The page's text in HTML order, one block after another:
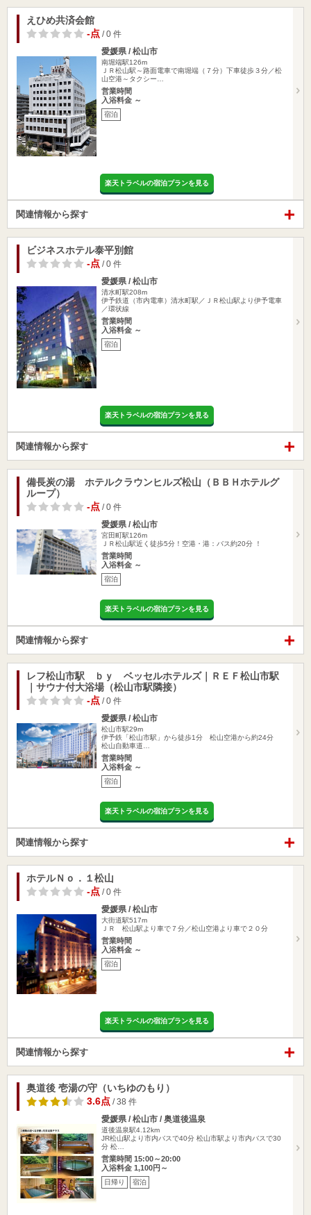
えひめ共済会館
-点 / 0 件
愛媛県 / 松山市
南堀端駅126m
ＪＲ松山駅～路面電車で南堀端（７分）下車徒歩３分／松
山空港～タクシー…
営業時間
入浴料金 ～
宿泊
楽天トラベルの宿泊プランを見る
関連情報から探す
ビジネスホテル泰平別館
-点 / 0 件
愛媛県 / 松山市
清水町駅208m
伊予鉄道（市内電車）清水町駅／ＪＲ松山駅より伊予電車
／環状線
営業時間
入浴料金 ～
宿泊
楽天トラベルの宿泊プランを見る
関連情報から探す
備長炭の湯 ホテルクラウンヒルズ松山（ＢＢＨホテルグ
ループ）
-点 / 0 件
愛媛県 / 松山市
宮田町駅126m
ＪＲ松山駅近く徒歩5分！空港・港：バス約20分 ！
営業時間
入浴料金 ～
宿泊
楽天トラベルの宿泊プランを見る
関連情報から探す
レフ松山市駅 ｂｙ ベッセルホテルズ｜ＲＥＦ松山市駅
｜サウナ付大浴場（松山市駅隣接）
-点 / 0 件
愛媛県 / 松山市
松山市駅29m
伊予鉄「松山市駅」から徒歩1分 松山空港から約24分
松山自動車道…
営業時間
入浴料金 ～
宿泊
楽天トラベルの宿泊プランを見る
関連情報から探す
ホテルＮｏ．１松山
-点 / 0 件
愛媛県 / 松山市
大街道駅517m
ＪＲ 松山駅より車で７分／松山空港より車で２０分
営業時間
入浴料金 ～
宿泊
楽天トラベルの宿泊プランを見る
関連情報から探す
奥道後 壱湯の守（いちゆのもり）
3.6点 / 38 件
愛媛県 / 松山市 / 奥道後温泉
道後温泉駅4.12km
JR松山駅より市内バスで40分 松山市駅より市内バスで30
分 松…
営業時間 15:00～20:00
入浴料金 1,100円～
日帰り 宿泊